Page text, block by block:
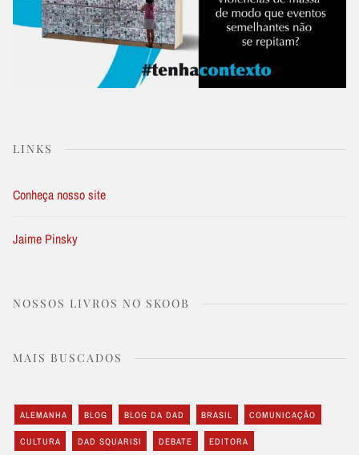
LINKS
Conheça nosso site
Jaime Pinsky
NOSSOS LIVROS NO SKOOB
MAIS BUSCADOS
ALEMANHA BLOG BLOG DA DAD BRASIL COMUNICAÇÃO
CULTURA DAD SQUARISI DEBATE EDITORA